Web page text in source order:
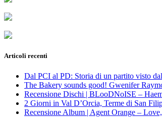
Articoli recenti
Dal PCI al PD: Storia di un partito visto
The Bakery sounds good! Gwenifer
Recensione Dischi | BLooDNoISE –
2 Giorni in Val D’Orcia, Terme di San
Recensione Album | Agent Orange –